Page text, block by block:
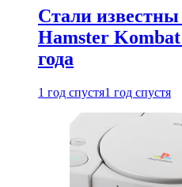
Стали
Hamster
года
1 год спустя1 год спустя